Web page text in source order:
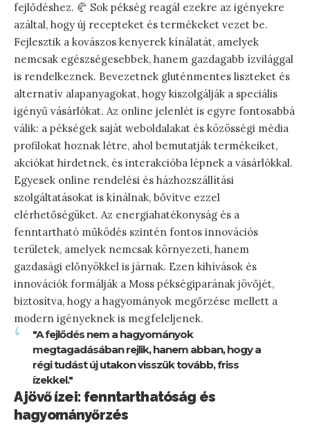
fejlődéshez. 🥐 Sok pékség reagál ezekre az igényekre
azáltal, hogy új recepteket és termékeket vezet be.
Fejlesztik a kovászos kenyerek kínálatát, amelyek
nemcsak egészségesebbek, hanem gazdagabb ízvilággal
is rendelkeznek. Bevezetnek gluténmentes liszteket és
alternatív alapanyagokat, hogy kiszolgálják a speciális
igényű vásárlókat. Az online jelenlét is egyre fontosabbá
válik: a pékségek saját weboldalakat és közösségi média
profilokat hoznak létre, ahol bemutatják termékeiket,
akciókat hirdetnek, és interakcióba lépnek a vásárlókkal.
Egyesek online rendelési és házhozszállítási
szolgáltatásokat is kínálnak, bővítve ezzel
elérhetőségüket. Az energiahatékonyság és a
fenntartható működés szintén fontos innovációs
területek, amelyek nemcsak környezeti, hanem
gazdasági előnyökkel is járnak. Ezen kihívások és
innovációk formálják a Moss pékségiparának jövőjét,
biztosítva, hogy a hagyományok megőrzése mellett a
modern igényeknek is megfeleljenek.
"A fejlődés nem a hagyományok
megtagadásában rejlik, hanem abban, hogy a
régi tudást új utakon visszük tovább, friss
ízekkel."
A jövő ízei: fenntarthatóság és
hagyományőrzés